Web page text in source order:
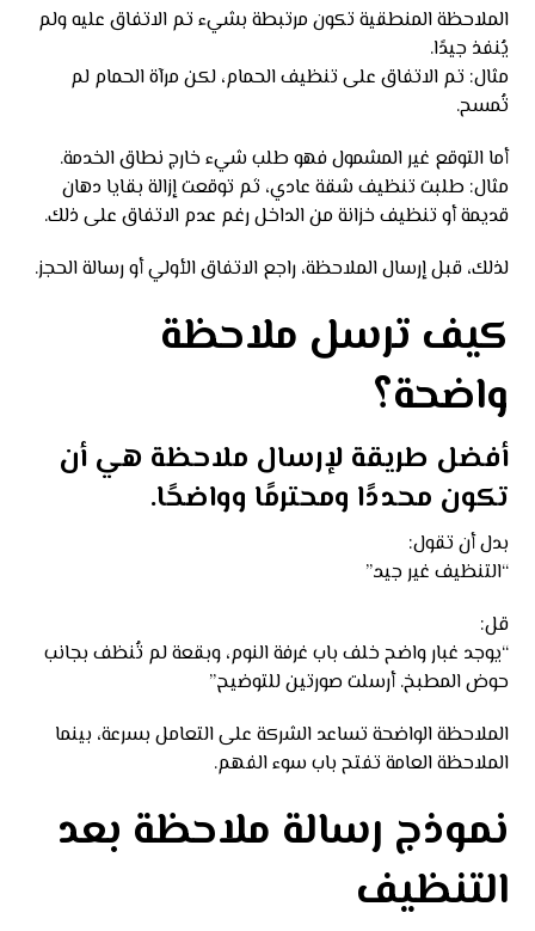
الملاحظة المنطقية تكون مرتبطة بشيء تم الاتفاق عليه ولم
يُنفذ جيدًا.
مثال: تم الاتفاق على تنظيف الحمام، لكن مرآة الحمام لم
تُمسح.
أما التوقع غير المشمول فهو طلب شيء خارج نطاق الخدمة.
مثال: طلبت تنظيف شقة عادي، ثم توقعت إزالة بقايا دهان
قديمة أو تنظيف خزانة من الداخل رغم عدم الاتفاق على ذلك.
لذلك، قبل إرسال الملاحظة، راجع الاتفاق الأولي أو رسالة الحجز.
كيف ترسل ملاحظة
واضحة؟
أفضل طريقة لإرسال ملاحظة هي أن
تكون محددًا ومحترمًا وواضحًا.
بدل أن تقول:
“التنظيف غير جيد.”
قل:
“يوجد غبار واضح خلف باب غرفة النوم، وبقعة لم تُنظف بجانب
حوض المطبخ. أرسلت صورتين للتوضيح.”
الملاحظة الواضحة تساعد الشركة على التعامل بسرعة، بينما
الملاحظة العامة تفتح باب سوء الفهم.
نموذج رسالة ملاحظة بعد
التنظيف